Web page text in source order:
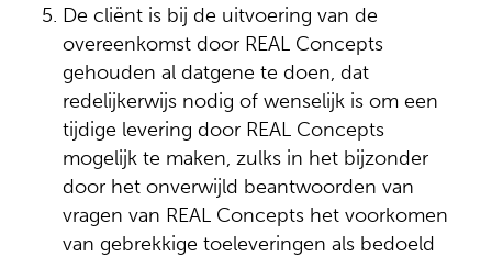
De cliënt is bij de uitvoering van de
overeenkomst door REAL Concepts
gehouden al datgene te doen, dat
redelijkerwijs nodig of wenselijk is om een
tijdige levering door REAL Concepts
mogelijk te maken, zulks in het bijzonder
door het onverwijld beantwoorden van
vragen van REAL Concepts het voorkomen
van gebrekkige toeleveringen als bedoeld